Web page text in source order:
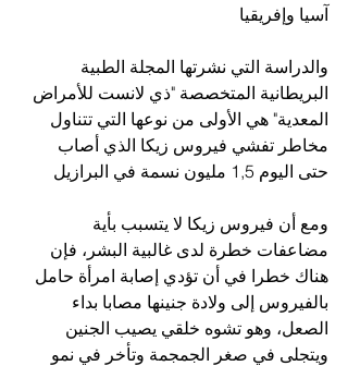
آسيا وإفريقيا
والدراسة التي نشرتها المجلة الطبية
البريطانية المتخصصة "ذي لانست للأمراض
المعدية" هي الأولى من نوعها التي تتناول
مخاطر تفشي فيروس زيكا الذي أصاب
حتى اليوم 1,5 مليون نسمة في البرازيل
ومع أن فيروس زيكا لا يتسبب بأية
مضاعفات خطرة لدى غالبية البشر، فإن
هناك خطرا في أن تؤدي إصابة امرأة حامل
بالفيروس إلى ولادة جنينها مصابا بداء
الصعل، وهو تشوه خلقي يصيب الجنين
ويتجلى في صغر الجمجمة وتأخر في نمو